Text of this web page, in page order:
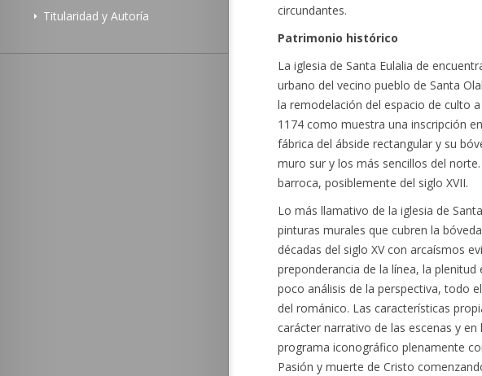
Titularidad y Autoría
circundantes.
Patrimonio histórico
La iglesia de Santa Eulalia de
urbano del vecino pueblo de Santa
la remodelación del espacio de culto
1174 como muestra una inscripción
fábrica del ábside rectangular y su
muro sur y los más sencillos del
barroca, posiblemente del siglo XVII.
Lo más llamativo de la iglesia de
pinturas murales que cubren la
décadas del siglo XV con arcaísmos
preponderancia de la línea, la
poco análisis de la perspectiva, todo
del románico. Las características
carácter narrativo de las escenas y
programa iconográfico plenamente
Pasión y muerte de Cristo